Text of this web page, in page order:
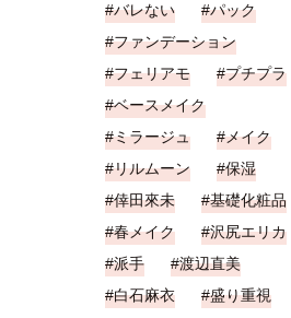
バレない
パック
ファンデーション
フェリアモ
プチプラ
ベースメイク
ミラージュ
メイク
リルムーン
保湿
倖田來未
基礎化粧品
春メイク
沢尻エリカ
派手
渡辺直美
白石麻衣
盛り重視